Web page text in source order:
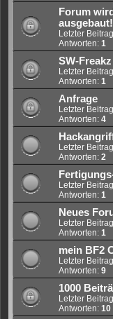
Forum
ausgebaut!
Letzter
Antworten: 1
SW-
Letzter
Antworten: 1
Anfrage
Letzter
Antworten: 4
Letzter
Antworten: 2
Letzter
Antworten: 1
Neues
Letzter
Antworten: 1
mein BF2
Letzter
Antworten: 9
1000
Letzter
Antworten: 10